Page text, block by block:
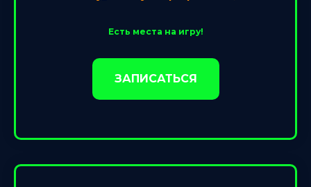
Есть места на игру!
ЗАПИСАТЬСЯ